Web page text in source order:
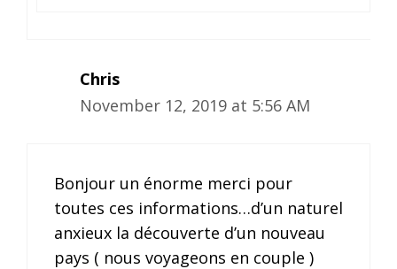
Chris
November 12, 2019 at 5:56 AM
Bonjour un énorme merci pour
toutes ces informations…d’un naturel
anxieux la découverte d’un nouveau
pays ( nous voyageons en couple )